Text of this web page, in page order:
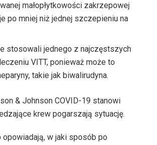
małopłytkowości zakrzepowej
po mniej niż jednej szczepieniu na
stosowali jednego z najczęstszych
VITT, ponieważ może to
takie jak biwalirudyna.
& Johnson COVID-19 stanowi
krew pogarszają sytuację.
w jaki sposób po